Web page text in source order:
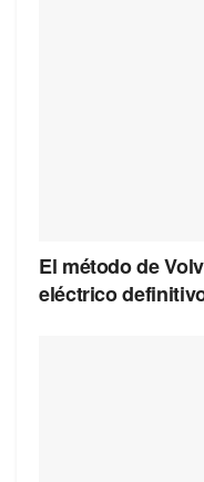
El método de
eléctrico